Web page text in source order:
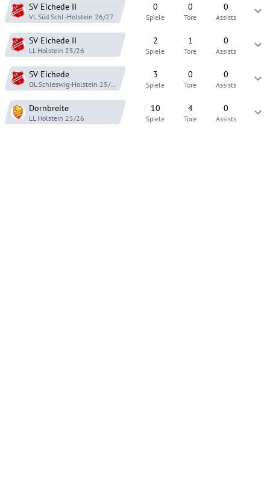
SV Eichede II
VL Süd Schl.-Holstein 26/27
0
Spiele
0
Tore
0
Assists
SV Eichede II
LL Holstein 25/26
2
Spiele
1
Tore
0
Assists
SV Eichede
OL Schleswig-Holstein 25/26
3
Spiele
0
Tore
0
Assists
Dornbreite
LL Holstein 25/26
10
Spiele
4
Tore
0
Assists